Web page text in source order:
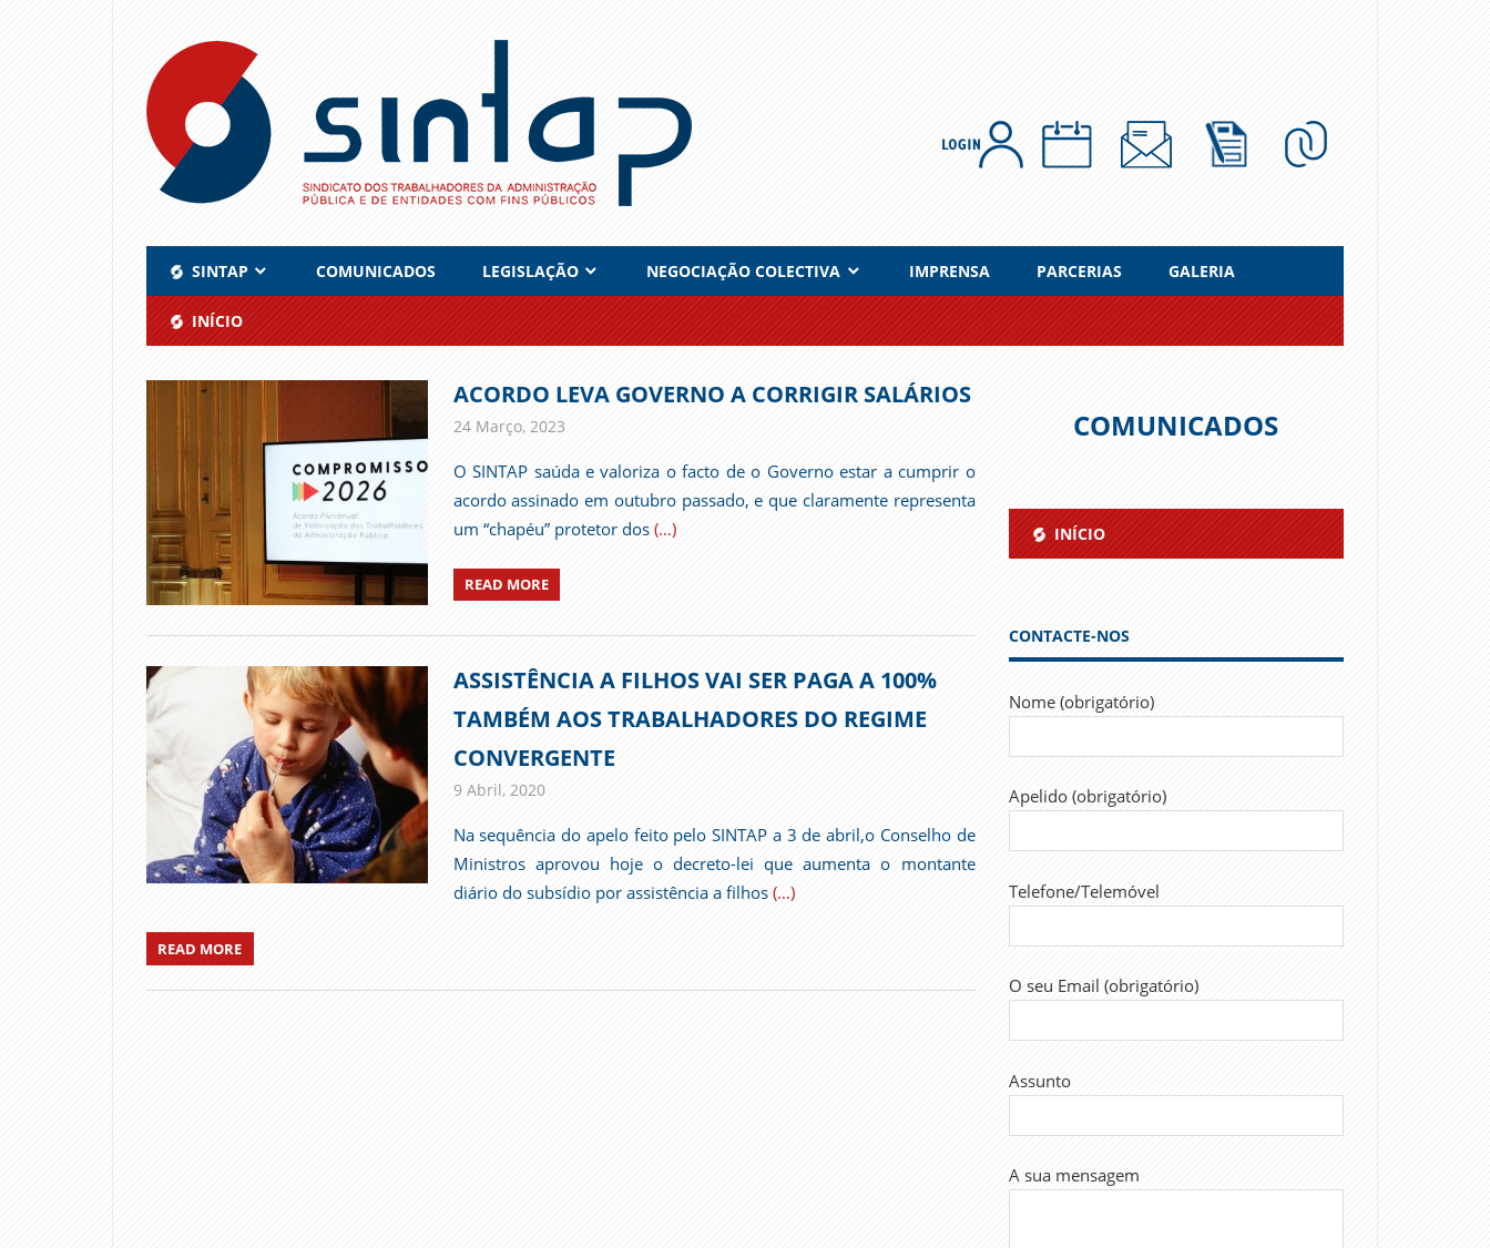
content
SINTAP COMUNICADOS LEGISLAÇÃO NEGOCIAÇÃO COLECTIVA IMPRENSA PARCERIAS GALERIA
INÍCIO
ACORDO LEVA GOVERNO A CORRIGIR SALÁRIOS
24 Março, 2023
O SINTAP saúda e valoriza o facto de o Governo estar a cumprir o
acordo assinado em outubro passado, e que claramente representa
um “chapéu” protetor dos (…)
READ MORE
ASSISTÊNCIA A FILHOS VAI SER PAGA A 100%
TAMBÉM AOS TRABALHADORES DO REGIME
CONVERGENTE
9 Abril, 2020admin
Comunicados
Na sequência do apelo feito pelo SINTAP a 3 de abril,o Conselho de
Ministros aprovou hoje o decreto-lei que aumenta o montante
diário do subsídio por assistência a filhos (…)
READ MORE
COMUNICADOS
INÍCIO
CONTACTE-NOS
Nome (obrigatório)
Apelido (obrigatório)
Telefone/Telemóvel
O seu Email (obrigatório)
Assunto
A sua mensagem